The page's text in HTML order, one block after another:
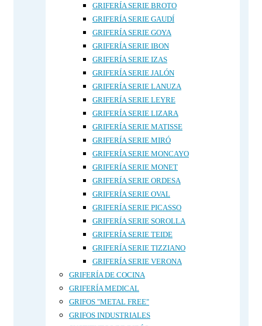
GRIFERÍA SERIE BROTO
GRIFERÍA SERIE GAUDÍ
GRIFERÍA SERIE GOYA
GRIFERÍA SERIE IBON
GRIFERÍA SERIE IZAS
GRIFERÍA SERIE JALÓN
GRIFERÍA SERIE LANUZA
GRIFERÍA SERIE LEYRE
GRIFERÍA SERIE LIZARA
GRIFERÍA SERIE MATISSE
GRIFERÍA SERIE MIRÓ
GRIFERÍA SERIE MONCAYO
GRIFERÍA SERIE MONET
GRIFERÍA SERIE ORDESA
GRIFERÍA SERIE OVAL
GRIFERÍA SERIE PICASSO
GRIFERÍA SERIE SOROLLA
GRIFERÍA SERIE TEIDE
GRIFERÍA SERIE TIZZIANO
GRIFERÍA SERIE VERONA
GRIFERÍA DE COCINA
GRIFERÍA MEDICAL
GRIFOS "METAL FREE"
GRIFOS INDUSTRIALES